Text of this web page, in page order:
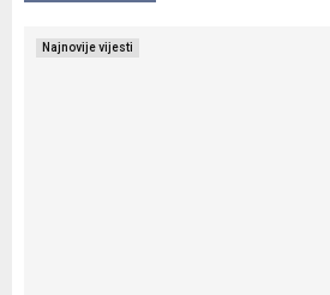
Najnovije vijesti